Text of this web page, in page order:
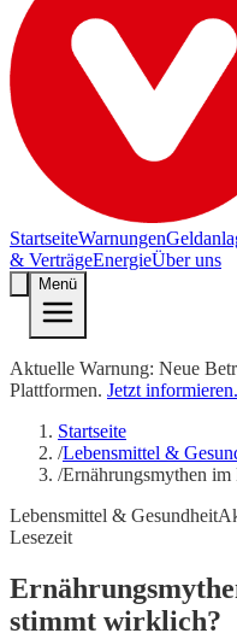
StartseiteWarnungen
& VerträgeEnergieÜber uns
Menü
Aktuelle Warnung: Neue
Plattformen. Jetzt informieren.
Startseite
/Lebensmittel &
/Ernährungsmythen
Lebensmittel & Gesundheit
Lesezeit
stimmt wirklich?